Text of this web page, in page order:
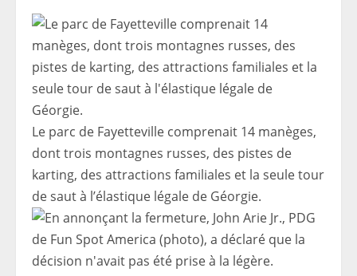
Le parc de Fayetteville comprenait 14 manèges,
dont trois montagnes russes, des pistes de
karting, des attractions familiales et la seule tour
de saut à l’élastique légale de Géorgie.